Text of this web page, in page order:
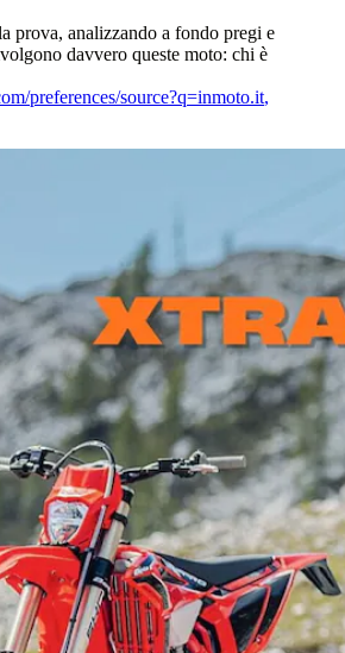
prova, analizzando a fondo pregi e
davvero queste moto: chi è
preferences/source?q=inmoto.it,